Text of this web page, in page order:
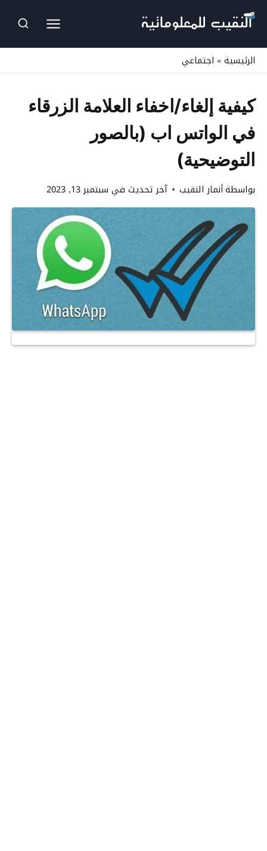
التجاوز
المحتوى
الرئيسية» اجتماعي
كيفية إلغاء/اخفاء العلامة الزرقاء
في الواتس اب (بالصور
التوضيحية)
بواسطةأنمار النقيب آخر تحديث في سبتمبر 13, 2023